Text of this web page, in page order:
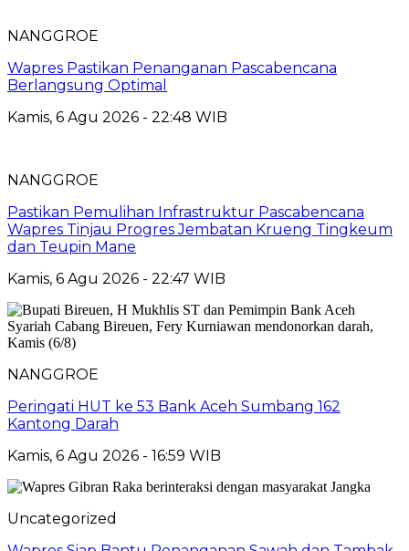
NANGGROE
Wapres Pastikan Penanganan Pascabencana
Berlangsung Optimal
Kamis, 6 Agu 2026 - 22:48 WIB
NANGGROE
Pastikan Pemulihan Infrastruktur Pascabencana
Wapres Tinjau Progres Jembatan Krueng Tingkeum
dan Teupin Mane
Kamis, 6 Agu 2026 - 22:47 WIB
NANGGROE
Peringati HUT ke 53 Bank Aceh Sumbang 162
Kantong Darah
Kamis, 6 Agu 2026 - 16:59 WIB
Uncategorized